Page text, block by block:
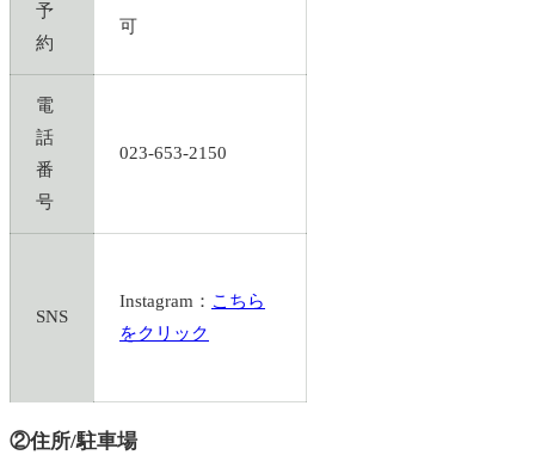
予
約
可
電
話
番
号
023-653-2150
SNS
Instagram： こちら
をクリック
②住所/駐車場